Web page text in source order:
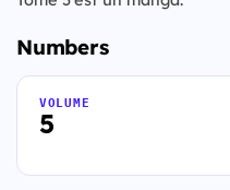
Numbers
5
VOLUME